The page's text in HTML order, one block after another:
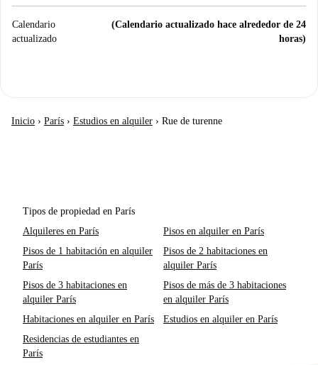
Calendario
actualizado
(Calendario actualizado hace alrededor de 24
horas)
Inicio › París › Estudios en alquiler › Rue de turenne
Tipos de propiedad en París
Alquileres en París
Pisos en alquiler en París
Pisos de 1 habitación en alquiler
París
Pisos de 2 habitaciones en
alquiler París
Pisos de 3 habitaciones en
alquiler París
Pisos de más de 3 habitaciones
en alquiler París
Habitaciones en alquiler en París
Estudios en alquiler en París
Residencias de estudiantes en
París